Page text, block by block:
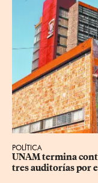
POLÍTICA
UNAM termina
tres auditorías por